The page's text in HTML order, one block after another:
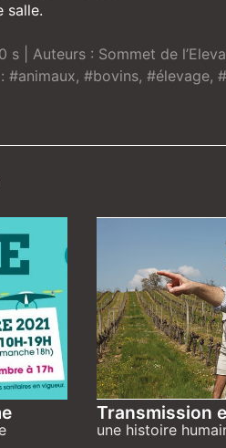
salle.
s | Auteurs : Sommet de
#animaux, #bovins, #élevage,
Transmission
une histoire